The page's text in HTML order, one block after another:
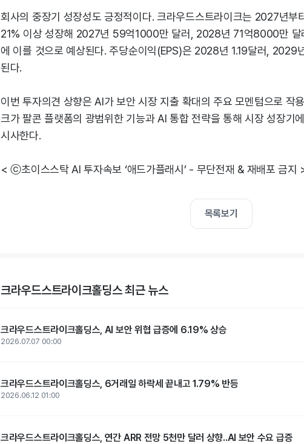
회사의 중장기 성장성도 긍정적이다. 크라우드스트라이크는 2027년
21% 이상 성장해 2027년 59억1000만 달러, 2028년 71억8000만
에 이를 것으로 예상된다. 주당순이익(EPS)은 2028년 1.19달러, 2029
된다.
이번 투자의견 상향은 AI가 보안 시장 지출 확대의 주요 모멘텀으로 작
크가 팔콘 플랫폼의 광범위한 기능과 AI 통합 전략을 통해 시장 성장기
시사한다.
< ⓒ초이스스탁 AI 투자속보 ‘애드가플래시’ - 무단전재 & 재배포 금지
목록보기
크라우드스트라이크홀딩스 최근 뉴스
크라우드스트라이크홀딩스, AI 보안 위협 급증에 6.19% 상승
2026.07.07 00:00
크라우드스트라이크홀딩스, 6거래일 하락세 끝내고 1.79% 반등
2026.06.12 01:00
크라우드스트라이크홀딩스, 연간 ARR 전망 5천만 달러 상향..AI 보안 수요 급증